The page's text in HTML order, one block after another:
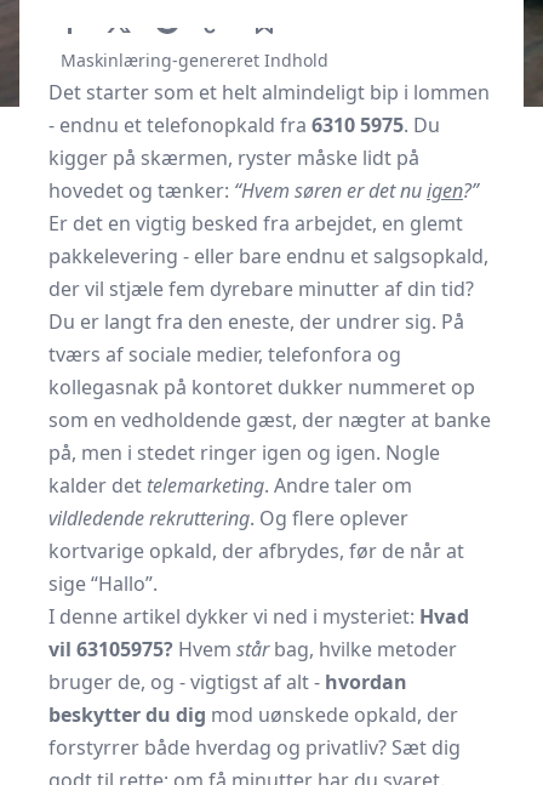
Maskinlæring-genereret Indhold
Det starter som et helt almindeligt bip i lommen
- endnu et telefonopkald fra 6310 5975. Du
kigger på skærmen, ryster måske lidt på
hovedet og tænker: “Hvem søren er det nuigen?”
Er det en vigtig besked fra arbejdet, en glemt
pakkelevering - eller bare endnu et salgsopkald,
der vil stjæle fem dyrebare minutter af din tid?
Du er langt fra den eneste, der undrer sig. På
tværs af sociale medier, telefonfora og
kollegasnak på kontoret dukker nummeret op
som en vedholdende gæst, der nægter at banke
på, men i stedet ringer igen og igen. Nogle
kalder det telemarketing. Andre taler om
vildledende rekruttering. Og flere oplever
kortvarige opkald, der afbrydes, før de når at
sige “Hallo”.
I denne artikel dykker vi ned i mysteriet: Hvad
vil 63105975? Hvem stårbag, hvilke metoder
bruger de, og - vigtigst af alt - hvordan
beskytter du dig mod uønskede opkald, der
forstyrrer både hverdag og privatliv? Sæt dig